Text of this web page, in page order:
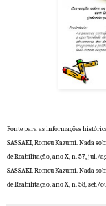
Fonte para as informações
SASSAKI, Romeu Kazumi. Nada
de Reabilitação, ano X, n. 57, jul./
SASSAKI, Romeu Kazumi. Nada
de Reabilitação, ano X, n. 58, set./